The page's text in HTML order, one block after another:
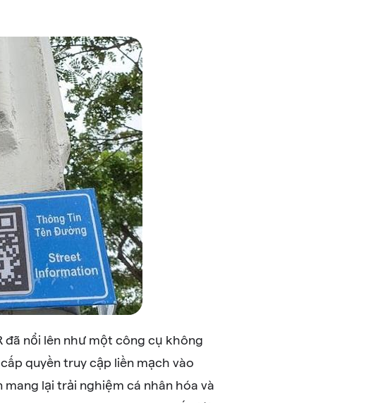
đã nổi lên như một công cụ không
quyền truy cập liền mạch vào
lại trải nghiệm cá nhân hóa và